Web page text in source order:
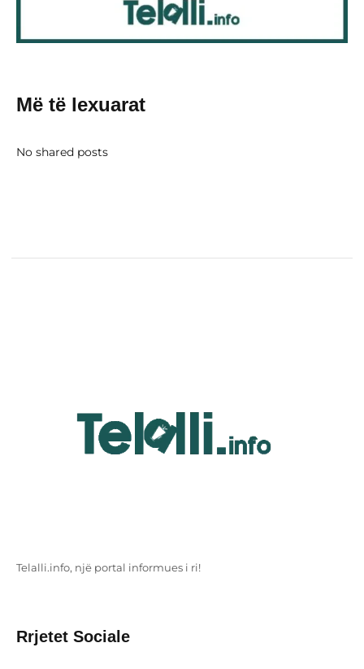
Më të lexuarat
No shared posts
Telalli.info, një portal informues i ri!
Rrjetet Sociale